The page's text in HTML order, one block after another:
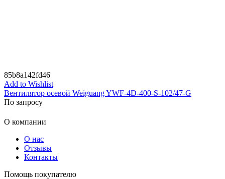
85b8a142fd46
Add to Wishlist
Вентилятор осевой Weiguang YWF-4D-400-S-102/47-G
По запросу
О компании
О нас
Отзывы
Контакты
Помощь покупателю